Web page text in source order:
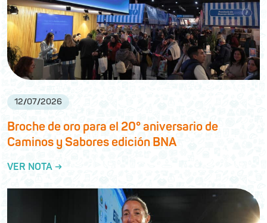
12/07/2026
Broche de oro para el 20° aniversario de
Caminos y Sabores edición BNA
VER NOTA →